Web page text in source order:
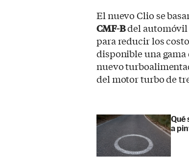
El nuevo Clio se
CMF-Bdel automóvil
para reducir los
disponible una
nuevo
del motor turbo de
Qué
a